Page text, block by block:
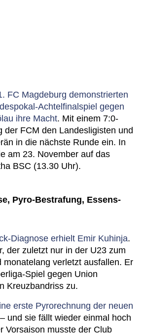
FC Magdeburg demonstrierten
Achtelfinalspiel gegen
ihre Macht. Mit einem 7:0-
der FCM den Landesligisten und
in die nächste Runde ein. In
am 23. November auf das
BSC (13.30 Uhr).
Pyro-Bestrafung, Essens-
Diagnose erhielt Emir Kuhinja.
der zuletzt nur in der U23 zum
monatelang verletzt ausfallen. Er
Spiel gegen Union
Kreuzbandriss zu.
erste Pyrorechnung der neuen
– und sie fällt wieder einmal hoch
Vorsaison musste der Club